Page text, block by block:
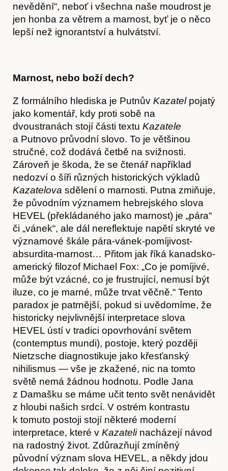
O nás
Obchod
nevědění“, neboť i všechna naše moudrost je
jen honba za větrem a marnost, byť je o něco
lepší než ignorantství a hulvátství.
Marnost, nebo boží dech?
Z formálního hlediska je Putnův Kazatelpojatý
jako komentář, kdy proti sobě na
dvoustranách stojí části textu Kazatele
a Putnovo průvodní slovo. To je většinou
stručné, což dodává četbě na svižnosti.
Zároveň je škoda, že se čtenář například
nedozví o šíři různých historických výkladů
Kazatelova sdělení o marnosti. Putna zmiňuje,
že původním významem hebrejského slova
HEVEL (překládaného jako marnost) je „pára“
či „vánek“, ale dál nereflektuje napětí skryté ve
významové škále pára-vánek-pomíjivost-
absurdita-marnost… Přitom jak říká kanadsko-
americký filozof Michael Fox: „Co je pomíjivé,
může být vzácné, co je frustrující, nemusí být
iluze, co je marné, může trvat věčně.“ Tento
paradox je patrnější, pokud si uvědomíme, že
historicky nejvlivnější interpretace slova
HEVEL ústí v tradici opovrhování světem
(contemptus mundi), postoje, který později
Nietzsche diagnostikuje jako křesťanský
nihilismus — vše je zkažené, nic na tomto
světě nemá žádnou hodnotu. Podle Jana
z Damašku se máme učit tento svět nenávidět
z hloubi našich srdcí. V ostrém kontrastu
k tomuto postoji stojí některé moderní
interpretace, které v Kazatelinacházejí návod
na radostný život. Zdůrazňují zmíněný
původní význam slova HEVEL, a někdy jdou